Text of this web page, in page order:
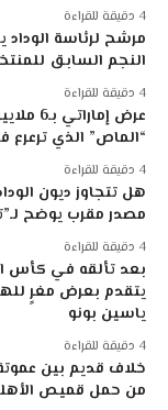
مرشح لرئاسة الوداد
النجم السابق
عرض
“الماص” الذي ترعرع في
مصدر مقرب يوضح
يتقدم بعرض مغرٍ
ياسين بونو
خلاف قديم بين عموتة
من حمل قميص الأهلي